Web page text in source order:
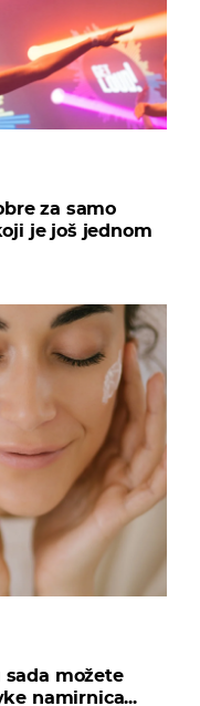
za samo
je još jednom
možete
namirnica...